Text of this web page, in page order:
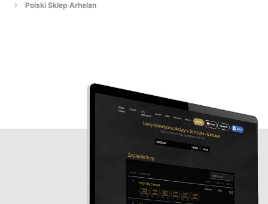
Polski Sklep Arhelan